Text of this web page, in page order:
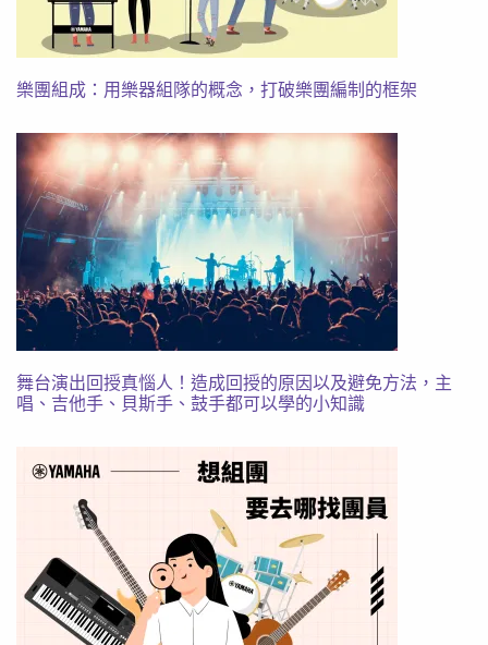
樂團組成：用樂器組隊的概念，打破樂團編制的框架
舞台演出回授真惱人！造成回授的原因以及避免方法，主
唱、吉他手、貝斯手、鼓手都可以學的小知識